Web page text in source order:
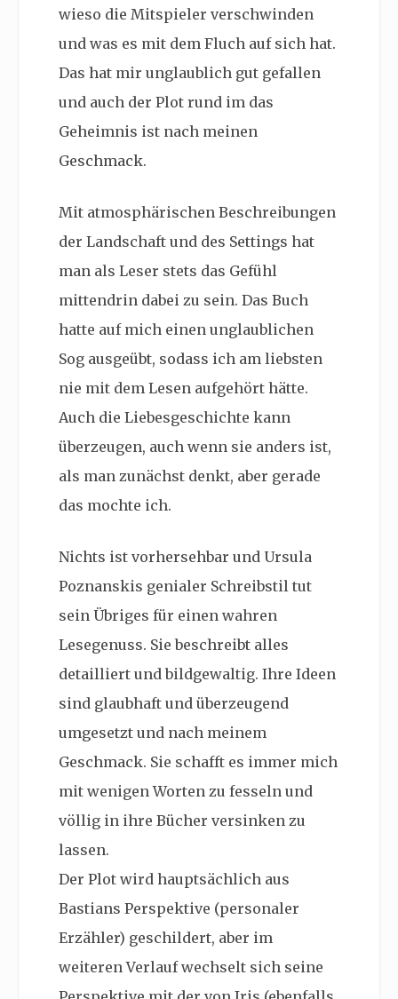
wieso die Mitspieler verschwinden
und was es mit dem Fluch auf sich hat.
Das hat mir unglaublich gut gefallen
und auch der Plot rund im das
Geheimnis ist nach meinen
Geschmack.
Mit atmosphärischen Beschreibungen
der Landschaft und des Settings hat
man als Leser stets das Gefühl
mittendrin dabei zu sein. Das Buch
hatte auf mich einen unglaublichen
Sog ausgeübt, sodass ich am liebsten
nie mit dem Lesen aufgehört hätte.
Auch die Liebesgeschichte kann
überzeugen, auch wenn sie anders ist,
als man zunächst denkt, aber gerade
das mochte ich.
Nichts ist vorhersehbar und Ursula
Poznanskis genialer Schreibstil tut
sein Übriges für einen wahren
Lesegenuss. Sie beschreibt alles
detailliert und bildgewaltig. Ihre Ideen
sind glaubhaft und überzeugend
umgesetzt und nach meinem
Geschmack. Sie schafft es immer mich
mit wenigen Worten zu fesseln und
völlig in ihre Bücher versinken zu
lassen.
Der Plot wird hauptsächlich aus
Bastians Perspektive (personaler
Erzähler) geschildert, aber im
weiteren Verlauf wechselt sich seine